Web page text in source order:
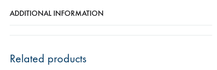
ADDITIONAL INFORMATION
Related products